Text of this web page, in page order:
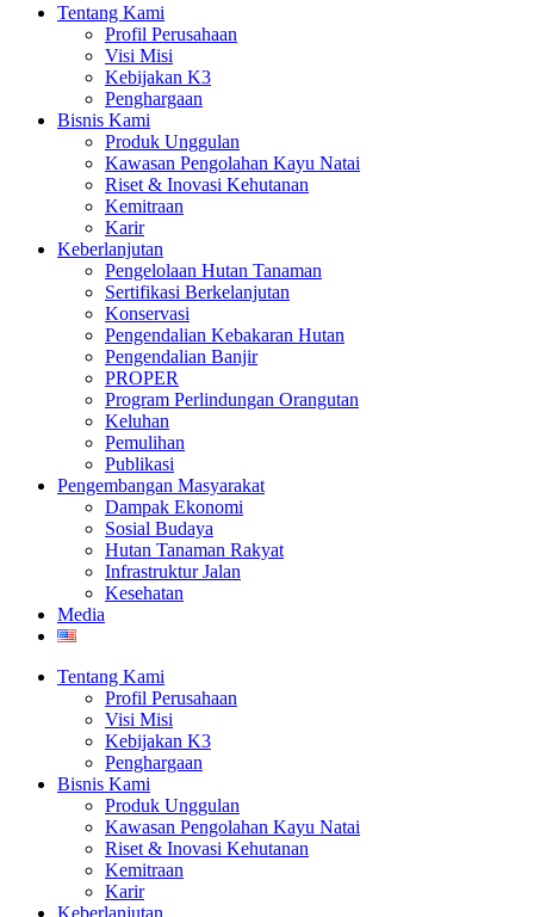
Tentang Kami
Profil Perusahaan
Visi Misi
Kebijakan K3
Penghargaan
Bisnis Kami
Produk Unggulan
Kawasan Pengolahan Kayu Natai
Riset & Inovasi Kehutanan
Kemitraan
Karir
Keberlanjutan
Pengelolaan Hutan Tanaman
Sertifikasi Berkelanjutan
Konservasi
Pengendalian Kebakaran Hutan
Pengendalian Banjir
PROPER
Program Perlindungan Orangutan
Keluhan
Pemulihan
Publikasi
Pengembangan Masyarakat
Dampak Ekonomi
Sosial Budaya
Hutan Tanaman Rakyat
Infrastruktur Jalan
Kesehatan
Media
Tentang Kami
Profil Perusahaan
Visi Misi
Kebijakan K3
Penghargaan
Bisnis Kami
Produk Unggulan
Kawasan Pengolahan Kayu Natai
Riset & Inovasi Kehutanan
Kemitraan
Karir
Keberlanjutan